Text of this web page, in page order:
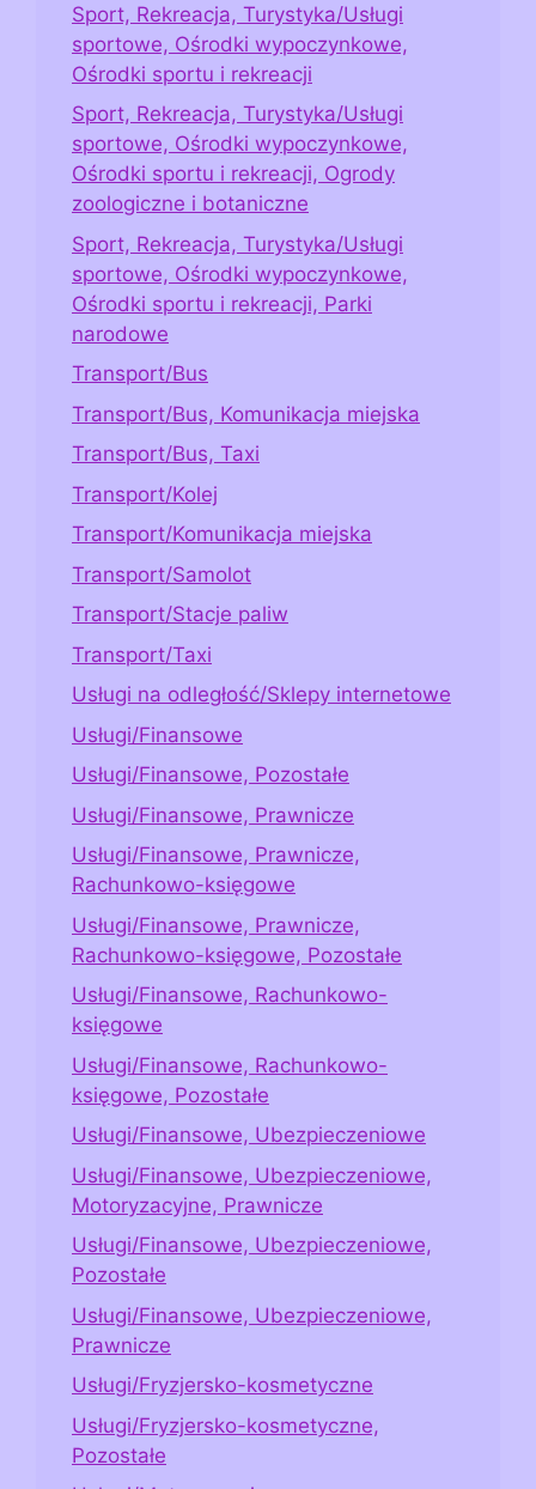
Sport, Rekreacja, Turystyka/Usługi
sportowe, Ośrodki wypoczynkowe,
Ośrodki sportu i rekreacji
Sport, Rekreacja, Turystyka/Usługi
sportowe, Ośrodki wypoczynkowe,
Ośrodki sportu i rekreacji, Ogrody
zoologiczne i botaniczne
Sport, Rekreacja, Turystyka/Usługi
sportowe, Ośrodki wypoczynkowe,
Ośrodki sportu i rekreacji, Parki
narodowe
Transport/Bus
Transport/Bus, Komunikacja miejska
Transport/Bus, Taxi
Transport/Kolej
Transport/Komunikacja miejska
Transport/Samolot
Transport/Stacje paliw
Transport/Taxi
Usługi na odległość/Sklepy internetowe
Usługi/Finansowe
Usługi/Finansowe, Pozostałe
Usługi/Finansowe, Prawnicze
Usługi/Finansowe, Prawnicze,
Rachunkowo-księgowe
Usługi/Finansowe, Prawnicze,
Rachunkowo-księgowe, Pozostałe
Usługi/Finansowe, Rachunkowo-
księgowe
Usługi/Finansowe, Rachunkowo-
księgowe, Pozostałe
Usługi/Finansowe, Ubezpieczeniowe
Usługi/Finansowe, Ubezpieczeniowe,
Motoryzacyjne, Prawnicze
Usługi/Finansowe, Ubezpieczeniowe,
Pozostałe
Usługi/Finansowe, Ubezpieczeniowe,
Prawnicze
Usługi/Fryzjersko-kosmetyczne
Usługi/Fryzjersko-kosmetyczne,
Pozostałe